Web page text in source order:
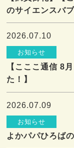
のサイエンスバ
2026.07.10
お知らせ
【こここ通信 8
た！】
2026.07.09
お知らせ
よかパパひろば